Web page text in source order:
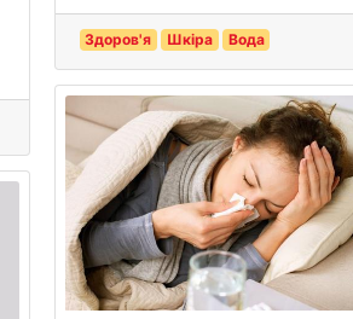
Здоров'я Шкіра Вода